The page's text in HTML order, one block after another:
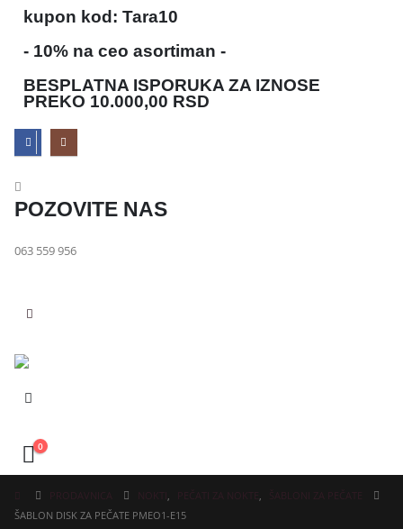
kupon kod: Tara10
- 10% na ceo asortiman -
BESPLATNA ISPORUKA ZA IZNOSE
PREKO 10.000,00 RSD
POZOVITE NAS
063 559 956
0
PRODAVNICA PEČATI ZA NOKTE
ŠABLONI ZA PEČATE
ŠABLON DISK ZA PEČATE PMEO1-E15